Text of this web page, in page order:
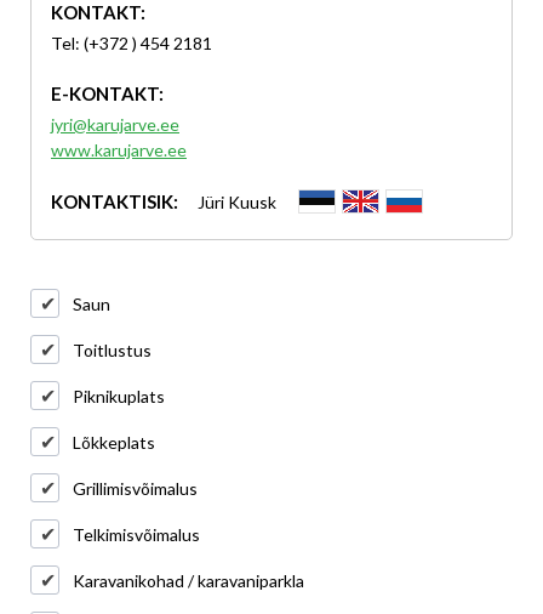
KONTAKT:
Tel: (+372 ) 454 2181
E-KONTAKT:
jyri@karujarve.ee
www.karujarve.ee
KONTAKTISIK: Jüri Kuusk
Saun
Toitlustus
Piknikuplats
Lõkkeplats
Grillimisvõimalus
Telkimisvõimalus
Karavanikohad / karavaniparkla